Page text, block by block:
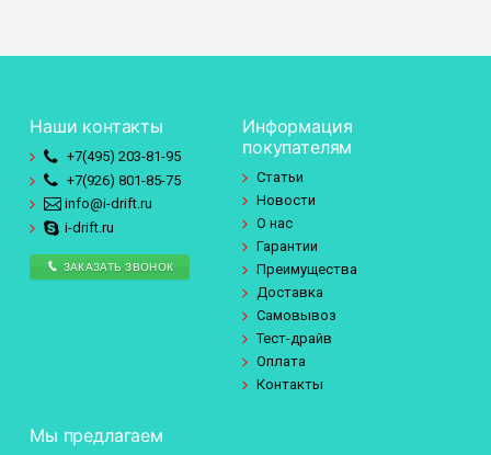
Наши контакты
+7(495) 203-81-95
+7(926) 801-85-75
info@i-drift.ru
i-drift.ru
ЗАКАЗАТЬ ЗВОНОК
Информация
покупателям
Статьи
Новости
О нас
Гарантии
Преимущества
Доставка
Самовывоз
Тест-драйв
Оплата
Контакты
Мы предлагаем